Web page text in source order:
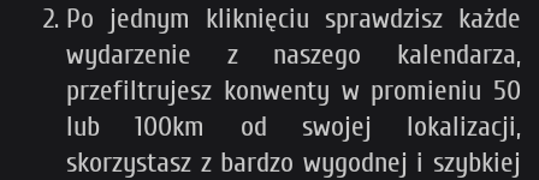
Po jednym kliknięciu sprawdzisz każde
wydarzenie z naszego kalendarza,
przefiltrujesz konwenty w promieniu 50
lub 100km od swojej lokalizacji,
skorzystasz z bardzo wygodnej i szybkiej